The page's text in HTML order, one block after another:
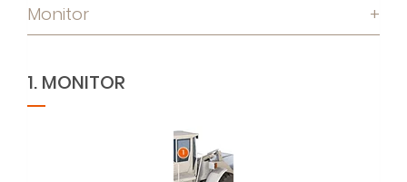
Monitor +
1. MONITOR